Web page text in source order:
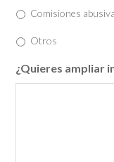
Comisiones
Otros
¿Quieres ampliar